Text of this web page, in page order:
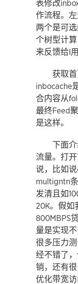
表修改
作流程。左
两个是可
个树型计
来反馈给I用
获取首
inbocache
合内容从
最终Feed
是这样。
下面介绍
流量。打
说，比如
multigntn
发清且如
20K。假如
800MBPS
量是实现不
很多压力
经不错了
销，还有
优化带宽